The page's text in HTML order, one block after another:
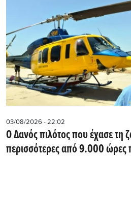
03/08/2026 - 22:02
Ο Δανός πιλότος που έχασε τη
περισσότερες από 9.000 ώρες